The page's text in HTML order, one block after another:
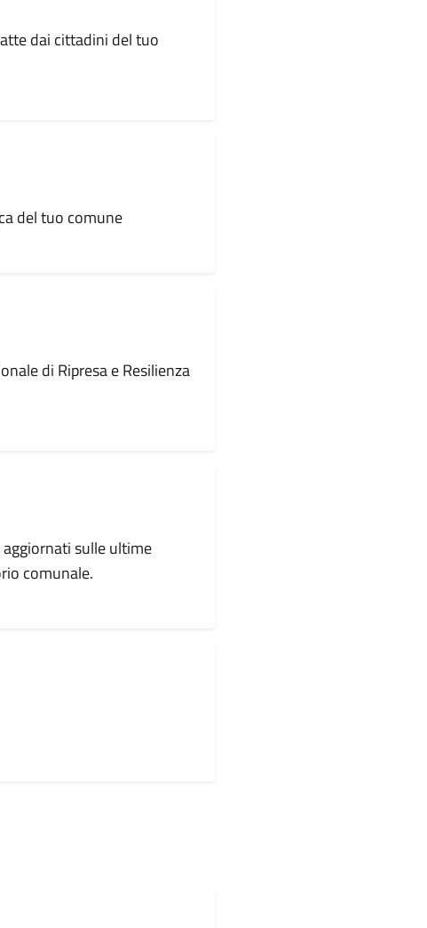
dai cittadini del tuo
del tuo comune
di Ripresa e Resilienza
sulle ultime
comunale.